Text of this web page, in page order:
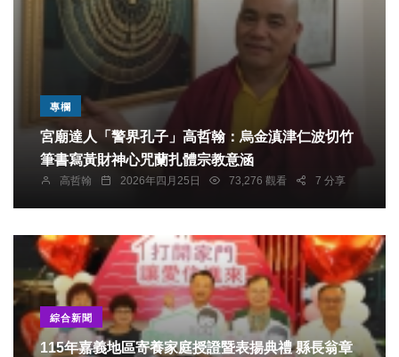
專欄
宮廟達人「警界孔子」高哲翰：烏金滇津仁波切竹
筆書寫黃財神心咒蘭扎體宗教意涵
高哲翰 2026年四月25日 73,276 觀看 7 分享
綜合新聞
115年嘉義地區寄養家庭授證暨表揚典禮 縣長翁章